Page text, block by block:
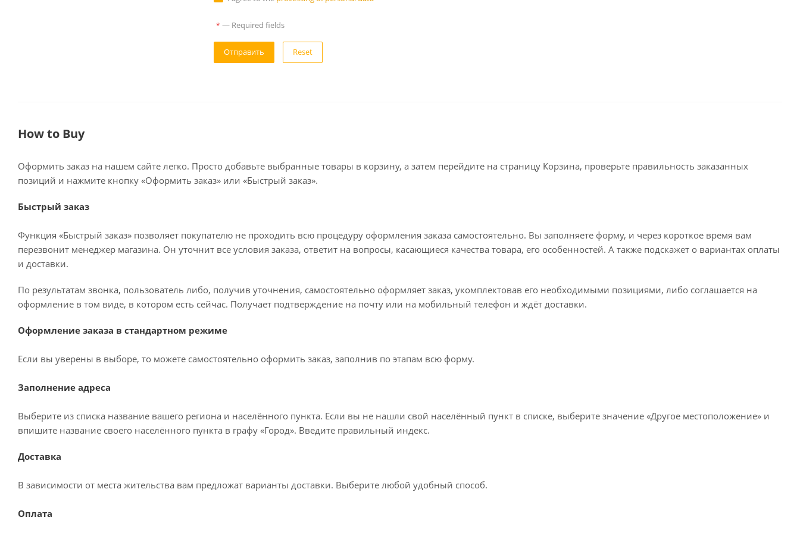
* — Required fields
Reset
How to Buy
Оформить заказ на нашем сайте легко. Просто добавьте выбранные товары в корзину, а затем перейдите на страницу Корзина, проверьте правильность заказанных
позиций и нажмите кнопку «Оформить заказ» или «Быстрый заказ».
Быстрый заказ
Функция «Быстрый заказ» позволяет покупателю не проходить всю процедуру оформления заказа самостоятельно. Вы заполняете форму, и через короткое время вам
перезвонит менеджер магазина. Он уточнит все условия заказа, ответит на вопросы, касающиеся качества товара, его особенностей. А также подскажет о вариантах оплаты
и доставки.
По результатам звонка, пользователь либо, получив уточнения, самостоятельно оформляет заказ, укомплектовав его необходимыми позициями, либо соглашается на
оформление в том виде, в котором есть сейчас. Получает подтверждение на почту или на мобильный телефон и ждёт доставки.
Оформление заказа в стандартном режиме
Если вы уверены в выборе, то можете самостоятельно оформить заказ, заполнив по этапам всю форму.
Заполнение адреса
Выберите из списка название вашего региона и населённого пункта. Если вы не нашли свой населённый пункт в списке, выберите значение «Другое местоположение» и
впишите название своего населённого пункта в графу «Город». Введите правильный индекс.
Доставка
В зависимости от места жительства вам предложат варианты доставки. Выберите любой удобный способ.
Оплата